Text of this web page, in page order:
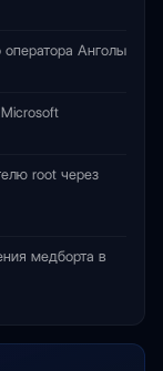
оператора Анголы
root через
медборта в